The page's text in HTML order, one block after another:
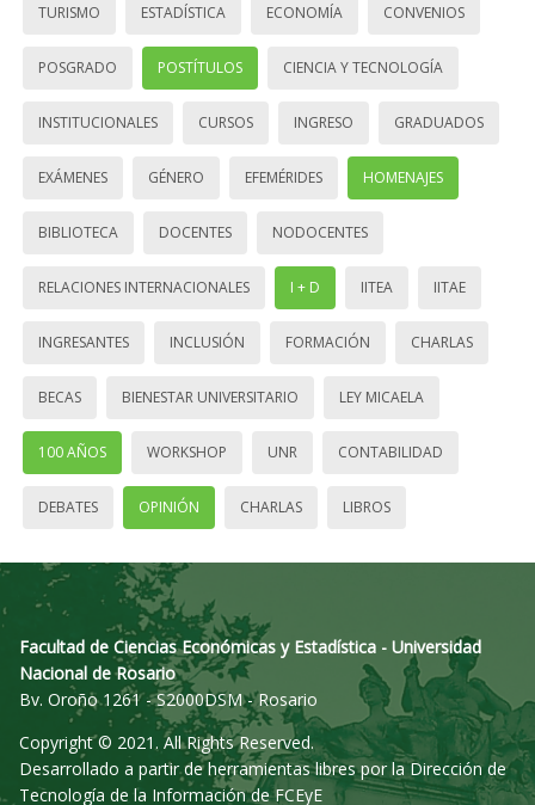
TURISMO ESTADÍSTICA ECONOMÍA CONVENIOS
POSGRADO POSTÍTULOS CIENCIA Y TECNOLOGÍA
INSTITUCIONALES CURSOS INGRESO GRADUADOS
EXÁMENES GÉNERO EFEMÉRIDES HOMENAJES
BIBLIOTECA DOCENTES NODOCENTES
RELACIONES INTERNACIONALES I + D IITEA IITAE
INGRESANTES INCLUSIÓN FORMACIÓN CHARLAS
BECAS BIENESTAR UNIVERSITARIO LEY MICAELA
100 AÑOS WORKSHOP UNR CONTABILIDAD
DEBATES OPINIÓN CHARLAS LIBROS
Facultad de Ciencias Económicas y Estadística - Universidad
Nacional de Rosario
Bv. Oroño 1261 - S2000DSM - Rosario
Copyright © 2021. All Rights Reserved.
Desarrollado a partir de herramientas libres por la Dirección de
Tecnología de la Información de FCEyE